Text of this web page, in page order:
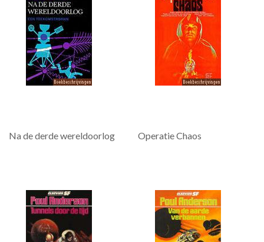
Na de derde wereldoorlog Operatie Chaos